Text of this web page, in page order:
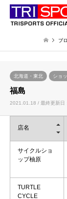
ブ
北海道・東北 ショ
福島
2021.01.18 / 最終更新日
店名
サイクルショ
ップ柚原
TURTLE
CYCLE